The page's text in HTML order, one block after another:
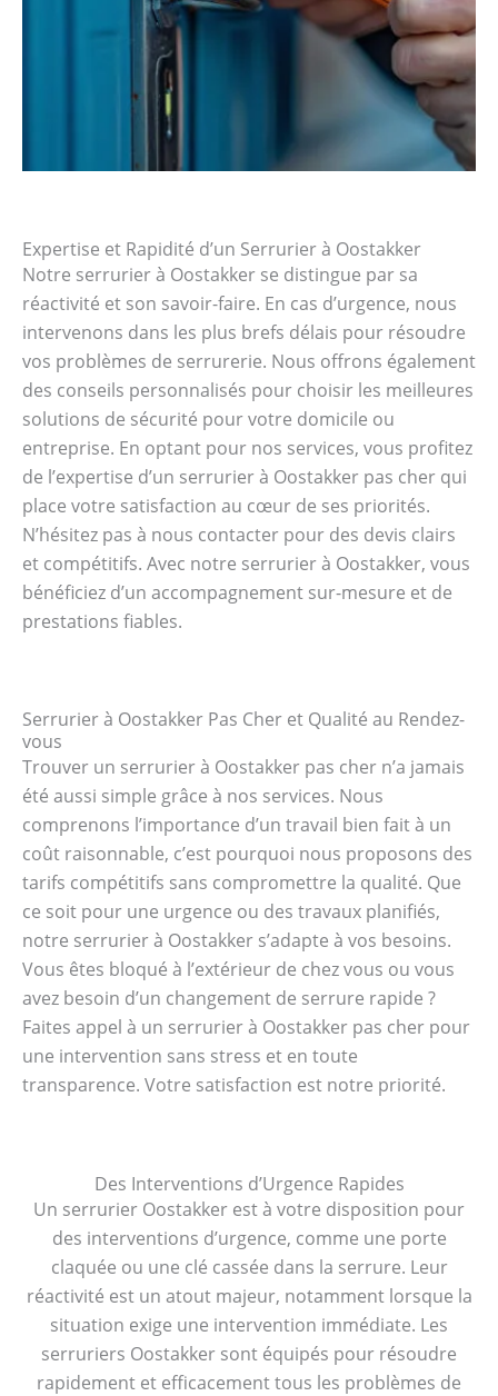
Expertise et Rapidité d’un Serrurier à Oostakker
Notre serrurier à Oostakker se distingue par sa
réactivité et son savoir-faire. En cas d’urgence, nous
intervenons dans les plus brefs délais pour résoudre
vos problèmes de serrurerie. Nous offrons également
des conseils personnalisés pour choisir les meilleures
solutions de sécurité pour votre domicile ou
entreprise. En optant pour nos services, vous profitez
de l’expertise d’un serrurier à Oostakker pas cher qui
place votre satisfaction au cœur de ses priorités.
N’hésitez pas à nous contacter pour des devis clairs
et compétitifs. Avec notre serrurier à Oostakker, vous
bénéficiez d’un accompagnement sur-mesure et de
prestations fiables.
Serrurier à Oostakker Pas Cher et Qualité au Rendez-
vous
Trouver un serrurier à Oostakker pas cher n’a jamais
été aussi simple grâce à nos services. Nous
comprenons l’importance d’un travail bien fait à un
coût raisonnable, c’est pourquoi nous proposons des
tarifs compétitifs sans compromettre la qualité. Que
ce soit pour une urgence ou des travaux planifiés,
notre serrurier à Oostakker s’adapte à vos besoins.
Vous êtes bloqué à l’extérieur de chez vous ou vous
avez besoin d’un changement de serrure rapide ?
Faites appel à un serrurier à Oostakker pas cher pour
une intervention sans stress et en toute
transparence. Votre satisfaction est notre priorité.
Des Interventions d’Urgence Rapides
Un serrurier Oostakker est à votre disposition pour
des interventions d’urgence, comme une porte
claquée ou une clé cassée dans la serrure. Leur
réactivité est un atout majeur, notamment lorsque la
situation exige une intervention immédiate. Les
serruriers Oostakker sont équipés pour résoudre
rapidement et efficacement tous les problèmes de